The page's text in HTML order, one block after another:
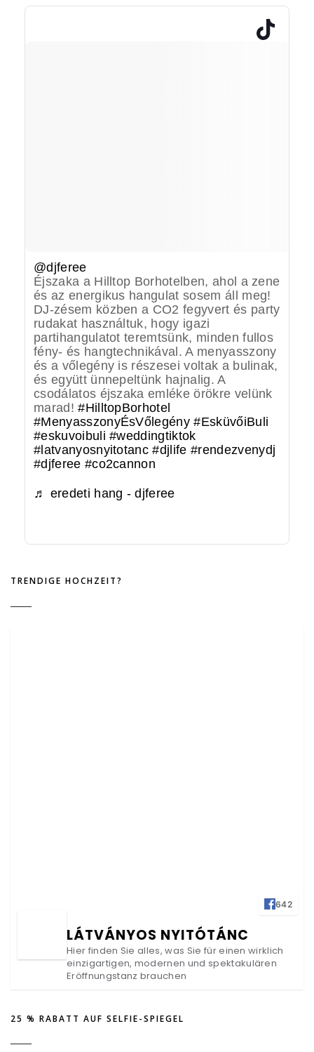
@djferee
Éjszaka a Hilltop Borhotelben, ahol a zene
és az energikus hangulat sosem áll meg!
DJ-zésem közben a CO2 fegyvert és party
rudakat használtuk, hogy igazi
partihangulatot teremtsünk, minden fullos
fény- és hangtechnikával. A menyasszony
és a vőlegény is részesei voltak a bulinak,
és együtt ünnepeltünk hajnalig. A
csodálatos éjszaka emléke örökre velünk
marad!#HilltopBorhotel
#MenyasszonyÉsVőlegény #EsküvőiBuli
#eskuvoibuli #weddingtiktok
#latvanyosnyitotanc #djlife #rendezvenydj
#djferee #co2cannon
♬ eredeti hang - djferee
TRENDIGE HOCHZEIT?
642
LÁTVÁNYOS NYITÓTÁNC
Hier finden Sie alles, was Sie für einen wirklich
einzigartigen, modernen und spektakulären
Eröffnungstanz brauchen
25 % RABATT AUF SELFIE-SPIEGEL